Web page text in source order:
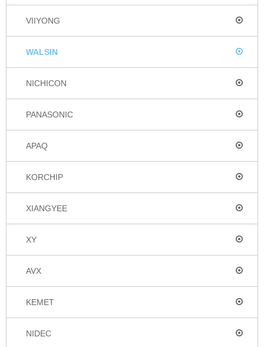
VIIYONG
WALSIN
NICHICON
PANASONIC
APAQ
KORCHIP
XIANGYEE
XY
AVX
KEMET
NIDEC